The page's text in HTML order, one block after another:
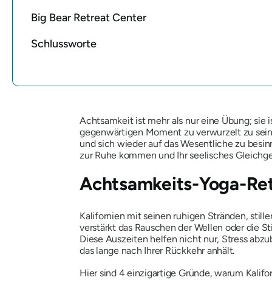
Big Bear Retreat Center
Schlussworte
Achtsamkeit ist mehr als nur eine Übung;
gegenwärtigen Moment zu verwurzelt zu
und sich wieder auf das Wesentliche zu
zur Ruhe kommen und Ihr seelisches
Achtsamkeits-Yoga-
Kalifornien mit seinen ruhigen Stränden,
verstärkt das Rauschen der Wellen oder die
Diese Auszeiten helfen nicht nur, Stress
das lange nach Ihrer Rückkehr anhält.
Hier sind 4 einzigartige Gründe, warum